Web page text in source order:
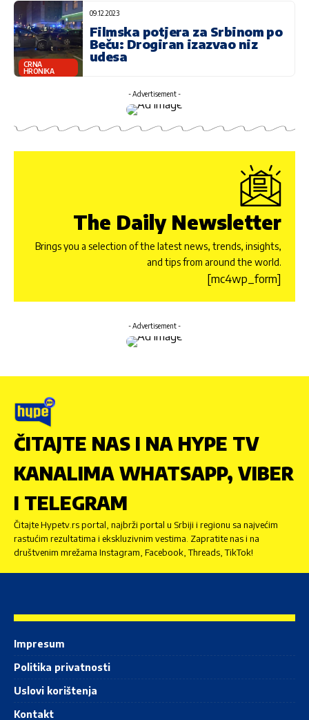
09.12.2023
Filmska potjera za Srbinom po
Beču: Drogiran izazvao niz
udesa
CRNA
HRONIKA
- Advertisement -
The Daily Newsletter
Brings you a selection of the latest news, trends, insights,
and tips from around the world.
[mc4wp_form]
- Advertisement -
ČITAJTE NAS I NA HYPE TV
KANALIMA WHATSAPP, VIBER
I TELEGRAM
Čitajte Hypetv.rs portal, najbrži portal u Srbiji i regionu sa najvećim
rastućim rezultatima i ekskluzivnim vestima. Zapratite nas i na
društvenim mrežama Instagram, Facebook, Threads, TikTok!
Impresum
Politika privatnosti
Uslovi korištenja
Kontakt